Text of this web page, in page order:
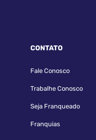
CONTATO
Fale Conosco
Trabalhe Conosco
Seja Franqueado
Franquias